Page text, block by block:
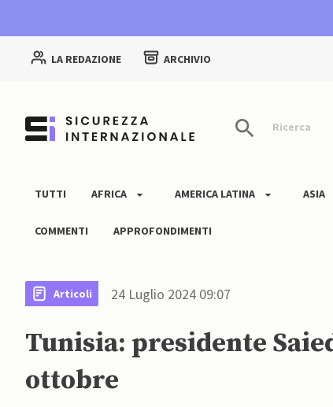
LA REDAZIONE ARCHIVIO
Ricerca
TUTTI AFRICA AMERICA LATINA ASIA
COMMENTI APPROFONDIMENTI
Articoli 24 Luglio 2024 09:07
Tunisia: presidente
ottobre